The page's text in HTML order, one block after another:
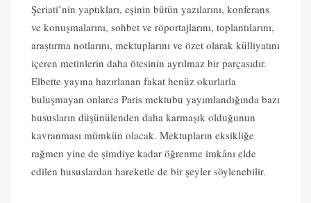
Şeriati’nin yaptıkları, eşinin bütün yazılarını, konferans
ve konuşmalarını, sohbet ve röportajlarını, toplantılarını,
araştırma notlarını, mektuplarını ve özet olarak külliyatını
içeren metinlerin daha ötesinin ayrılmaz bir parçasıdır.
Elbette yayına hazırlanan fakat henüz okurlarla
buluşmayan onlarca Paris mektubu yayımlandığında bazı
hususların düşünülenden daha karmaşık olduğunun
kavranması mümkün olacak. Mektupların eksikliğe
rağmen yine de şimdiye kadar öğrenme imkânı elde
edilen hususlardan hareketle de bir şeyler söylenebilir.